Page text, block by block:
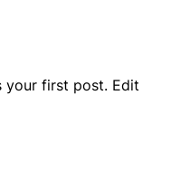
your first post. Edit